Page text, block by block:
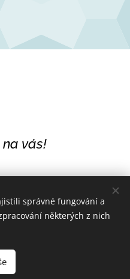
na vás!
správné fungování a
některých z nich